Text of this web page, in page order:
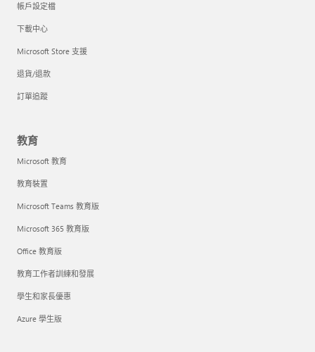
帳戶設定檔
下載中心
Microsoft Store 支援
退貨/退款
訂單追蹤
教育
Microsoft 教育
教育裝置
Microsoft Teams 教育版
Microsoft 365 教育版
Office 教育版
教育工作者訓練和發展
學生和家長優惠
Azure 學生版